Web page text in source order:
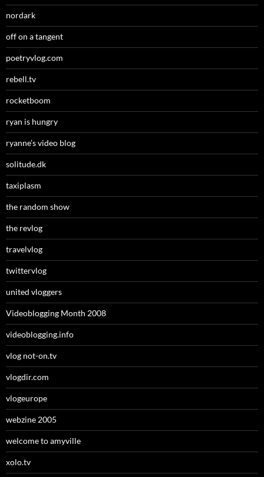
nordark
off on a tangent
poetryvlog.com
rebell.tv
rocketboom
ryan is hungry
ryanne’s video blog
solitude.dk
taxiplasm
the random show
the revlog
travelvlog
twittervlog
united vloggers
Videoblogging Month 2008
videoblogging.info
vlog not-on.tv
vlogdir.com
vlogeurope
webzine 2005
welcome to amyville
xolo.tv